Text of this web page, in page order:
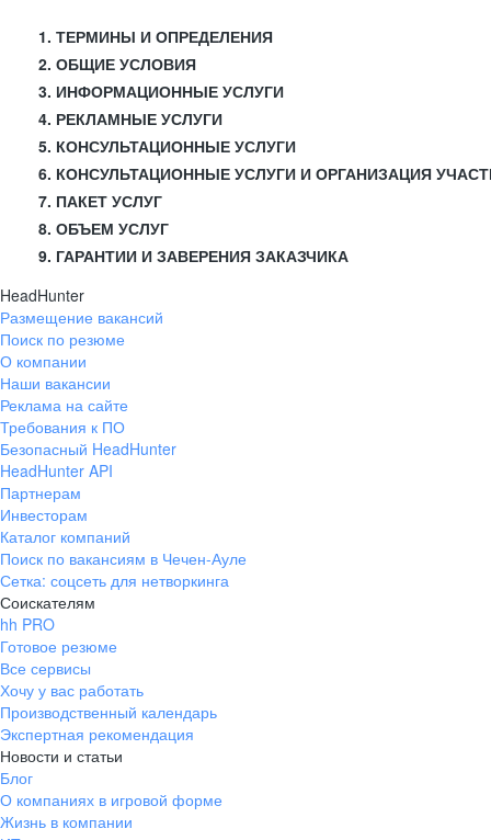
1. ТЕРМИНЫ И ОПРЕДЕЛЕНИЯ
2. ОБЩИЕ УСЛОВИЯ
3. ИНФОРМАЦИОННЫЕ УСЛУГИ
4. РЕКЛАМНЫЕ УСЛУГИ
5. КОНСУЛЬТАЦИОННЫЕ УСЛУГИ
6. КОНСУЛЬТАЦИОННЫЕ УСЛУГИ И ОРГАНИЗАЦИЯ
7. ПАКЕТ УСЛУГ
8. ОБЪЕМ УСЛУГ
9. ГАРАНТИИ И ЗАВЕРЕНИЯ ЗАКАЗЧИКА
HeadHunter
Размещение вакансий
Поиск по резюме
О компании
Наши вакансии
Реклама на сайте
Требования к ПО
Безопасный HeadHunter
HeadHunter API
Партнерам
Инвесторам
Каталог компаний
Поиск по вакансиям в Чечен-Ауле
Сетка: соцсеть для нетворкинга
Соискателям
hh PRO
Готовое резюме
Все сервисы
Хочу у вас работать
Производственный календарь
Экспертная рекомендация
Новости и статьи
Блог
О компаниях в игровой форме
Жизнь в компании